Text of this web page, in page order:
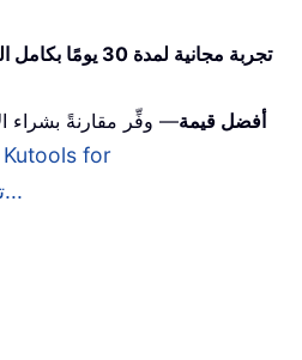
تجربة مجانية لمدة 30 يومًا بكامل الميزات
أفضل قيمة— وفِّر مقارنةً بشراء
تنزيل مجاني...